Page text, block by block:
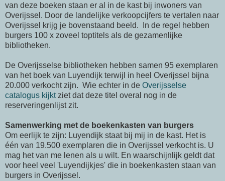
van deze boeken staan er al in de kast bij inwoners van
Overijssel. Door de landelijke verkoopcijfers te vertalen naar
Overijssel krijg je bovenstaand beeld. In de regel hebben
burgers 100 x zoveel toptitels als de gezamenlijke
bibliotheken.
De Overijsselse bibliotheken hebben samen 95 exemplaren
van het boek van Luyendijk terwijl in heel Overijssel bijna
20.000 verkocht zijn. Wie echter in de Overijsselse
catalogus kijktziet dat deze titel overal nog in de
reserveringenlijst zit.
Samenwerking met de boekenkasten van burgers
Om eerlijk te zijn: Luyendijk staat bij mij in de kast. Het is
één van 19.500 exemplaren die in Overijssel verkocht is. U
mag het van me lenen als u wilt. En waarschijnlijk geldt dat
voor heel veel 'Luyendijkjes' die in boekenkasten staan van
burgers in Overijssel.